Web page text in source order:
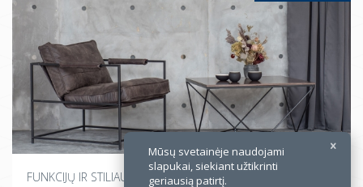
FUNKCIJŲ IR STILIAUS DARNA – KAIP JĄ ATSKLEISTI INTERJERE?
Mūsų svetainėje naudojami
slapukai, siekiant užtikrinti
geriausią patirtį.